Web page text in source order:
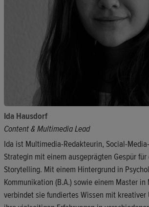
Ida Hausdorf
Content & Multimedia Lead
Ida ist Multimedia-Redakteurin, Social-
Strategin mit einem ausgeprägten Gespür
Storytelling. Mit einem Hintergrund in
Kommunikation (B.A.) sowie einem Master
verbindet sie fundiertes Wissen mit kreativer